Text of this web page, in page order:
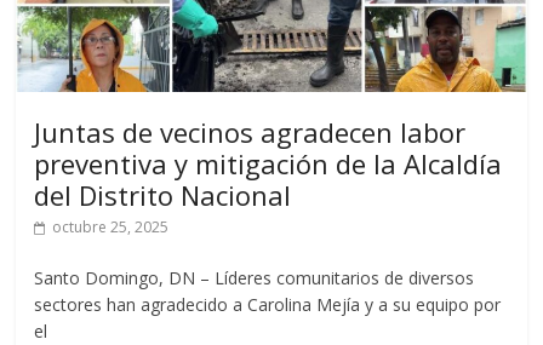
Juntas de vecinos agradecen labor
preventiva y mitigación de la Alcaldía
del Distrito Nacional
octubre 25, 2025
Santo Domingo, DN – Líderes comunitarios de diversos
sectores han agradecido a Carolina Mejía y a su equipo por
el